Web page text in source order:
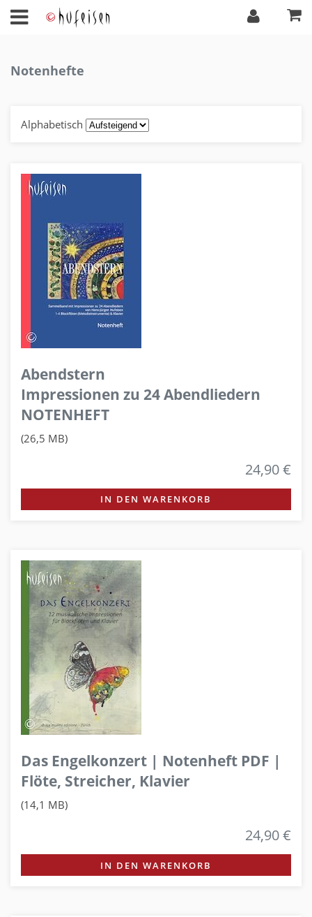
Notenhefte
Alphabetisch
Abendstern
Impressionen zu 24 Abendliedern
NOTENHEFT
(26,5 MB)
24,90 €
IN DEN WARENKORB
Das Engelkonzert | Notenheft PDF |
Flöte, Streicher, Klavier
(14,1 MB)
24,90 €
IN DEN WARENKORB